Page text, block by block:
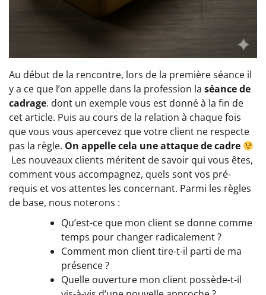
Au début de la rencontre, lors de la première séance il
y a ce que l’on appelle dans la profession la séance de
cadrage. dont un exemple vous est donné à la fin de
cet article. Puis au cours de la relation à chaque fois
que vous vous apercevez que votre client ne respecte
pas la règle. On appelle cela une attaque de cadre
Les nouveaux clients méritent de savoir qui vous êtes,
comment vous accompagnez, quels sont vos pré-
requis et vos attentes les concernant. Parmi les règles
de base, nous noterons :
Qu’est-ce que mon client se donne comme
temps pour changer radicalement ?
Comment mon client tire-t-il parti de ma
présence ?
Quelle ouverture mon client possède-t-il